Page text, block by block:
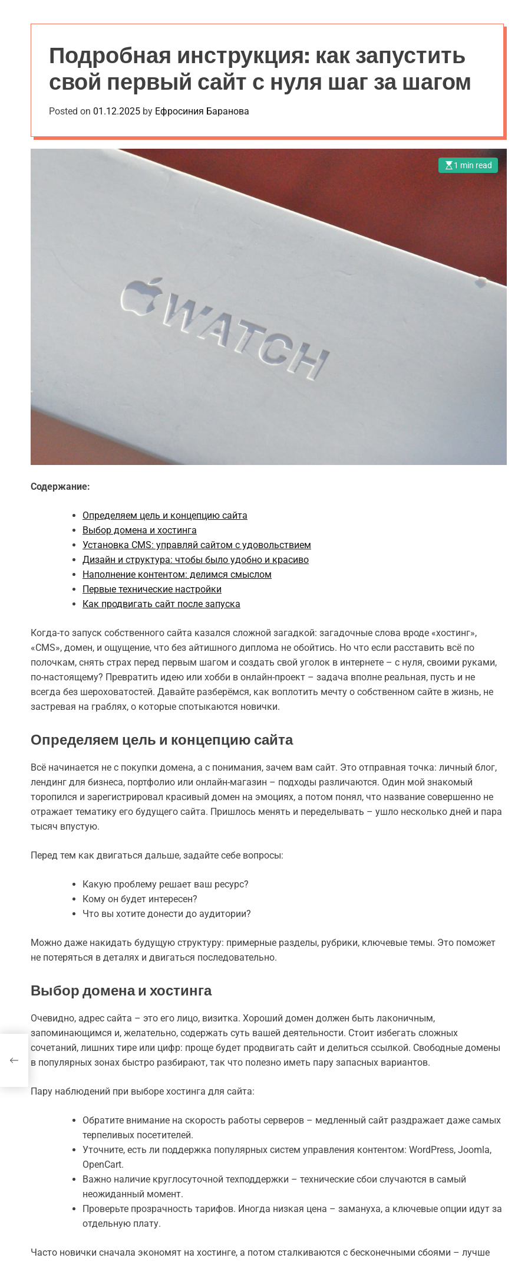
t
Подробная инструкция: как запустить
свой первый сайт с нуля шаг за шагом
Posted on 01.12.2025 by Ефросиния Баранова
1 min read
Содержание:
Определяем цель и концепцию сайта
Выбор домена и хостинга
Установка CMS: управляй сайтом с удовольствием
Дизайн и структура: чтобы было удобно и красиво
Наполнение контентом: делимся смыслом
Первые технические настройки
Как продвигать сайт после запуска
Когда-то запуск собственного сайта казался сложной загадкой: загадочные слова вроде «хостинг»,
«CMS», домен, и ощущение, что без айтишного диплома не обойтись. Но что если расставить всё по
полочкам, снять страх перед первым шагом и создать свой уголок в интернете – с нуля, своими руками,
по-настоящему? Превратить идею или хобби в онлайн-проект – задача вполне реальная, пусть и не
всегда без шероховатостей. Давайте разберёмся, как воплотить мечту о собственном сайте в жизнь, не
застревая на граблях, о которые спотыкаются новички.
Определяем цель и концепцию сайта
Всё начинается не с покупки домена, а с понимания, зачем вам сайт. Это отправная точка: личный блог,
лендинг для бизнеса, портфолио или онлайн-магазин – подходы различаются. Один мой знакомый
торопился и зарегистрировал красивый домен на эмоциях, а потом понял, что название совершенно не
отражает тематику его будущего сайта. Пришлось менять и переделывать – ушло несколько дней и пара
тысяч впустую.
Перед тем как двигаться дальше, задайте себе вопросы:
Какую проблему решает ваш ресурс?
Кому он будет интересен?
Что вы хотите донести до аудитории?
Можно даже накидать будущую структуру: примерные разделы, рубрики, ключевые темы. Это поможет
не потеряться в деталях и двигаться последовательно.
Выбор домена и хостинга
Очевидно, адрес сайта – это его лицо, визитка. Хороший домен должен быть лаконичным,
запоминающимся и, желательно, содержать суть вашей деятельности. Стоит избегать сложных
сочетаний, лишних тире или цифр: проще будет продвигать сайт и делиться ссылкой. Свободные домены
в популярных зонах быстро разбирают, так что полезно иметь пару запасных вариантов.
Пару наблюдений при выборе хостинга для сайта:
Обратите внимание на скорость работы серверов – медленный сайт раздражает даже самых
терпеливых посетителей.
Уточните, есть ли поддержка популярных систем управления контентом: WordPress, Joomla,
OpenCart.
Важно наличие круглосуточной техподдержки – технические сбои случаются в самый
неожиданный момент.
Проверьте прозрачность тарифов. Иногда низкая цена – замануха, а ключевые опции идут за
отдельную плату.
Часто новички сначала экономят на хостинге, а потом сталкиваются с бесконечными сбоями – лучше